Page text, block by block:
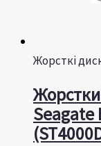
Жорсткі
Seagate